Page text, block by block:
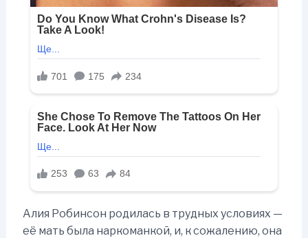
Алия Робинсон родилась в трудных условиях —
её мать была наркоманкой, и, к сожалению, она